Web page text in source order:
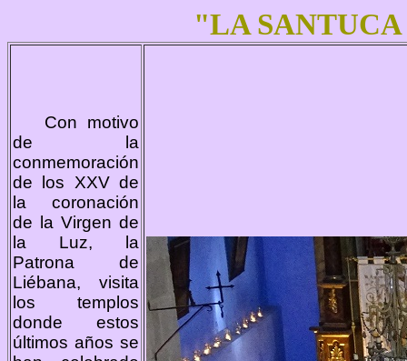
"LA
Con motivo
de la
conmemoración
de los XXV de
la coronación
de la Virgen de
la Luz, la
Patrona de
Liébana, visita
los templos
donde estos
últimos años se